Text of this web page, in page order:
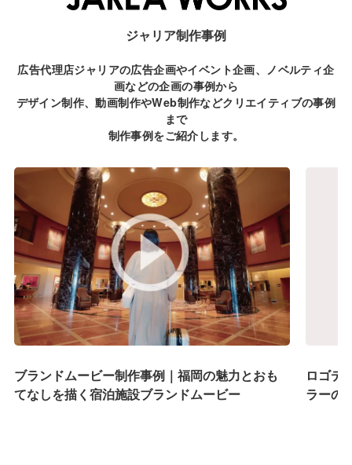
ジャリア制作事例
広告代理店ジャリアの広告企画やイベント企画、ノベルティ企
画などの企画の事例から
デザイン制作、動画制作やWeb制作などクリエイティブの事例
まで
制作事例をご紹介します。
ブランドムービー制作事例｜福岡の魅力とおも
てなしを描く宿泊施設ブランドムービー
ロゴデ
ラーの